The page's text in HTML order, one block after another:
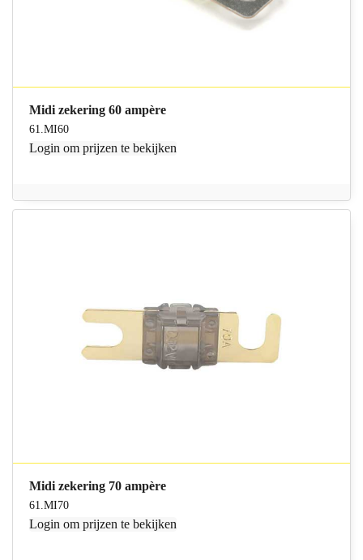
Midi zekering 60 ampère
61.MI60
Login om prijzen te bekijken
Midi zekering 70 ampère
61.MI70
Login om prijzen te bekijken